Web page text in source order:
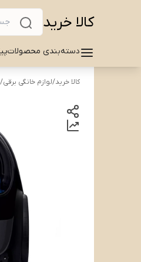
کالا خرید
دسته‌بندی محصولات
کالا خرید/لوازم خانگی برقی/